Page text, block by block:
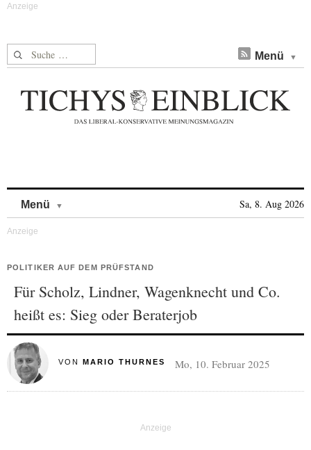
Suche nach: Menü
Menü Sa, 8. Aug 2026
POLITIKER AUF DEM PRÜFSTAND
Für Scholz, Lindner, Wagenknecht und Co.
heißt es: Sieg oder Beraterjob
VON MARIO THURNES Mo, 10. Februar 2025